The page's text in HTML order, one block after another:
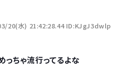
20(水) 21:42:28.44 ID:KJgJ3dwlp
っちゃ流行ってるよな